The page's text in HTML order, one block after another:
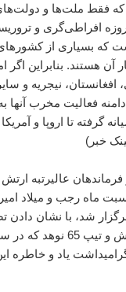
فقط ملت‌ها و
افراطی‌گری و
که بسیاری از
آن هستند. بنابراین اگر
افغانستان، نیجریه و
فعالیت مخرب آنها
گرفته تا اروپا و
خبر)
فرماندهان عالیرتبه
ماه رجب و میلاد
نیروی زمینی ارتش و تیپ
یاد و خاطره